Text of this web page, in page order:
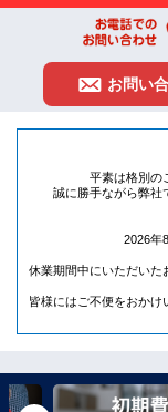
お問い
平素は格別の
誠に勝手ながら弊社
2026年
休業期間中にいただいた
皆様にはご不便をおか